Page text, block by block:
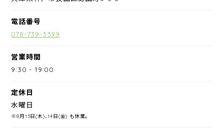
電話番号
078-739-3399
営業時間
9:30 -19:00
定休日
水曜日
※8月13日(木)、14日(金) も休業。